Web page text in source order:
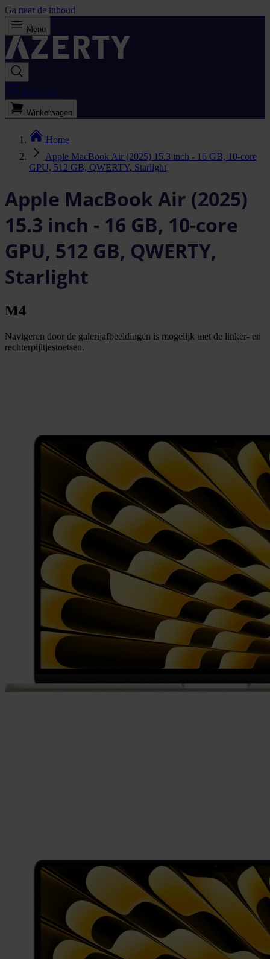
Ga naar de inhoud
Menu
Bestellijst
Winkelwagen
Home
Apple MacBook Air (2025) 15.3 inch - 16 GB, 10-core
GPU, 512 GB, QWERTY, Starlight
Apple MacBook Air (2025)
15.3 inch - 16 GB, 10-core
GPU, 512 GB, QWERTY,
Starlight
M4
Navigeren door de galerijafbeeldingen is mogelijk met de linker- en
rechterpijltjestoetsen.